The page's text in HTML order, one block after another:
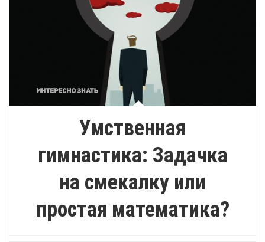
Умственная
гимнастика: Задачка
на смекалку или
простая математика?